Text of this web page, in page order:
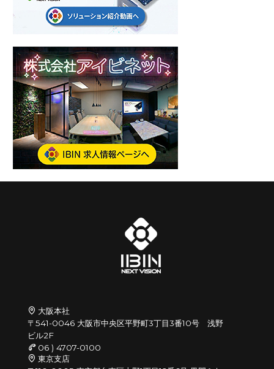
大阪本社
〒541-0046 大阪市中央区平野町3丁目3番10号 浅野
ビル2F
06 ) 4707-0100
東京支店